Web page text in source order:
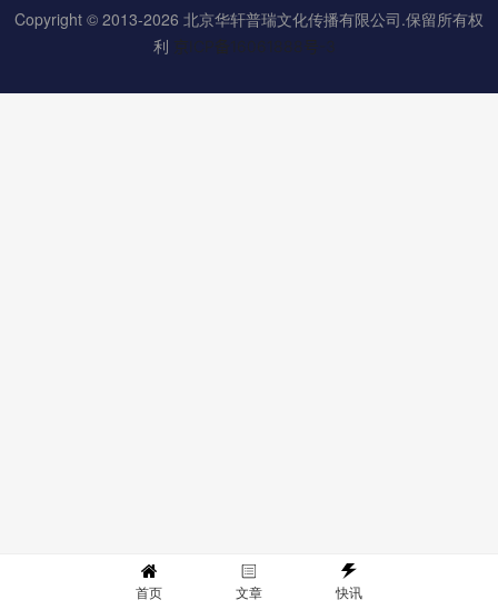
Copyright © 2013-2026 北京华轩普瑞文化传播有限公司.保留所有权
利 京ICP备16061888号-3
首页 文章 快讯